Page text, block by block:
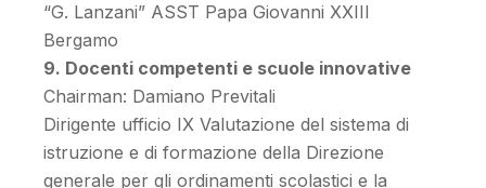
“G. Lanzani” ASST Papa Giovanni XXIII
Bergamo
9. Docenti competenti e scuole innovative
Chairman: Damiano Previtali
Dirigente ufficio IX Valutazione del sistema di
istruzione e di formazione della Direzione
generale per gli ordinamenti scolastici e la